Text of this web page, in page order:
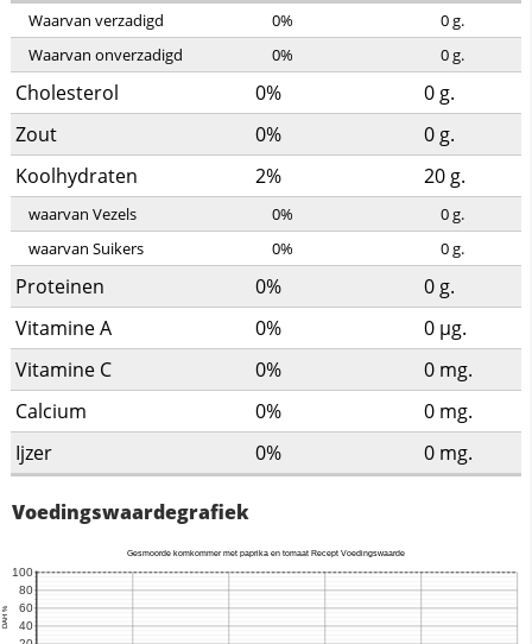
Waarvan verzadigd 0% 0g.
Waarvan onverzadigd
0% 0g.
Cholesterol 0% 0 g.
Zout
0% 0 g.
Koolhydraten
2% 20 g.
waarvan Vezels 0% 0g.
waarvan Suikers
0% 0g.
Proteinen 0% 0 g.
Vitamine A
0% 0 µg.
Vitamine C
0% 0 mg.
Calcium
0% 0 mg.
Ijzer
0% 0 mg.
Voedingswaardegrafiek